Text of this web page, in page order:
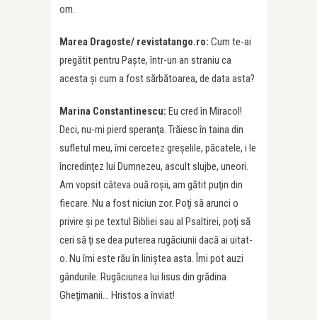
om.
Marea Dragoste/ revistatango.ro: Cum te-ai
pregătit pentru Paște, într-un an straniu ca
acesta și cum a fost sărbătoarea, de data asta?
Marina Constantinescu: Eu cred în Miracol!
Deci, nu-mi pierd speranţa. Trăiesc în taina din
sufletul meu, îmi cercetez greşelile, păcatele, i le
încredinţez lui Dumnezeu, ascult slujbe, uneori.
Am vopsit câteva ouă roşii, am gătit puţin din
fiecare. Nu a fost niciun zor. Poţi să arunci o
privire şi pe textul Bibliei sau al Psaltirei, poţi să
ceri să ţi se dea puterea rugăciunii dacă ai uitat-
o. Nu îmi este rău în liniştea asta. Îmi pot auzi
gândurile. Rugăciunea lui Iisus din grădina
Gheţimanii… Hristos a înviat!